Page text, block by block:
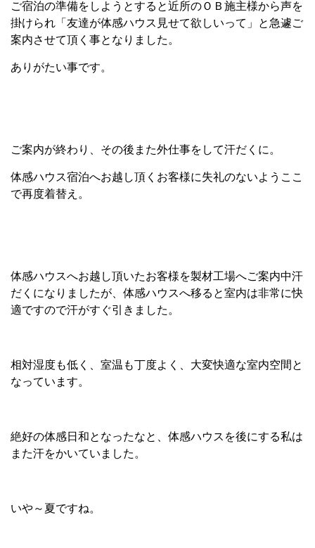
ご宿泊の準備をしようとすると近所のＯＢ施主様から声を
掛けられ「友達が体感ハウス見せて欲しいって」と急遽ご
案内させて頂く事となりました。
ありがたい事です。
ご案内が終わり、その後また外仕事をして汗だくに。
体感ハウス宿泊へお越し頂くお客様に失礼のないようここ
で再度着替え。
体感ハウスへお越し頂いたお客様を製材工場へご案内中汗
だくになりましたが、体感ハウスへ移ると室内は非常に快
適ですので汗がすぐ引きました。
相対湿度も低く、室温も丁度よく、大変快適な室内空間と
なっています。
絶好の体感日和となったなと、体感ハウスを後にする私は
また汗をかいていました。
いや～夏ですね。